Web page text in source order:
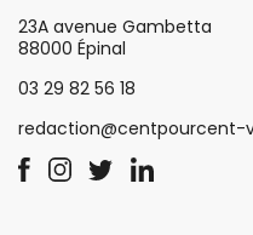
23A avenue Gambetta
88000 Épinal
03 29 82 56 18
redaction@centpourcent-